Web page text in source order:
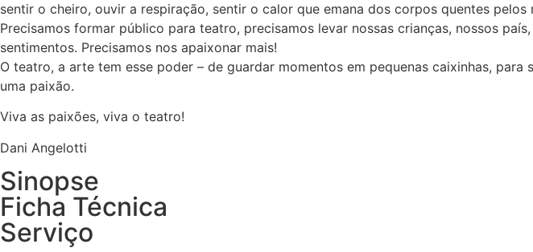
sentir o cheiro, ouvir a respiração, sentir o calor que emana dos corpos quentes
Precisamos formar público para teatro, precisamos levar nossas crianças, nossos
sentimentos. Precisamos nos apaixonar mais!
O teatro, a arte tem esse poder – de guardar momentos em pequenas caixinhas,
uma paixão.
Viva as paixões, viva o teatro!
Dani Angelotti
Sinopse
Ficha Técnica
Serviço